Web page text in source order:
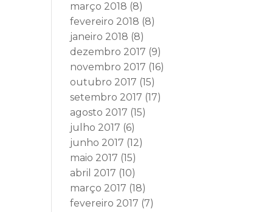
março 2018 (8)
fevereiro 2018 (8)
janeiro 2018 (8)
dezembro 2017 (9)
novembro 2017 (16)
outubro 2017 (15)
setembro 2017 (17)
agosto 2017 (15)
julho 2017 (6)
junho 2017 (12)
maio 2017 (15)
abril 2017 (10)
março 2017 (18)
fevereiro 2017 (7)